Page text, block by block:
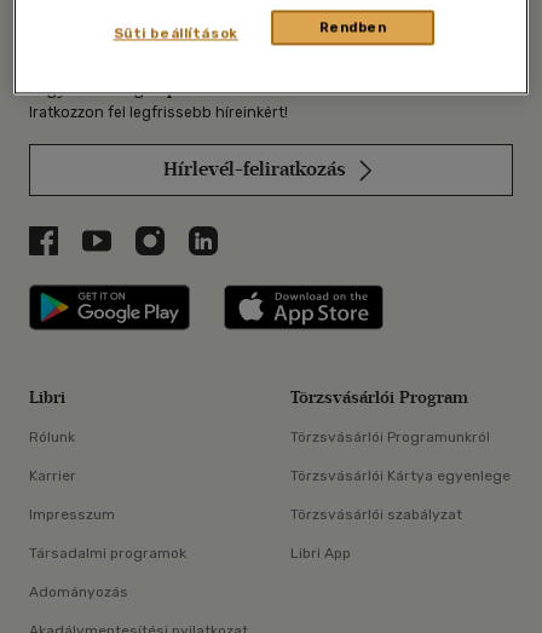
Libri
Legyen mindig képben az irodalommal!
Iratkozzon fel legfrissebb híreinkért!
Hírlevél-feliratkozás
Libri a Facebookon
Libri a Youtube-on
Libri az Instagramon
Libri a LinkedInen
Libri applikáció Szerezd meg: Google
Libri
Rólunk
Karrier
Impresszum
Társadalmi programok
Adományozás
Törzsvásárlói Program
Törzsvásárlói Programunkról
Törzsvásárlói Kártya egyenlege
Törzsvásárlói szabályzat
Libri App
Rendben
Süti beállítások